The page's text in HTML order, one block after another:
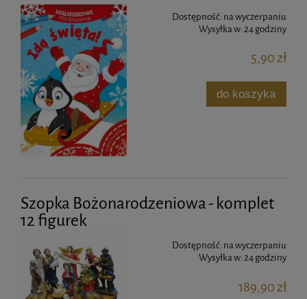
Dostępność: na wyczerpaniu
Wysyłka w:24 godziny
5,90 zł
do koszyka
Szopka Bożonarodzeniowa - komplet
12 figurek
Dostępność: na wyczerpaniu
Wysyłka w:24 godziny
189,90 zł